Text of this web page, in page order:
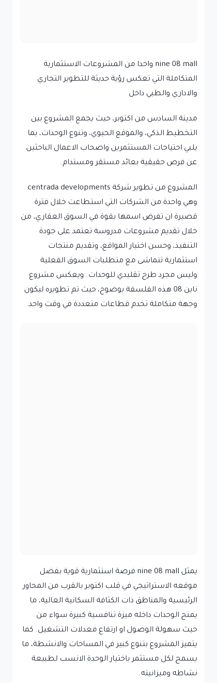
nine 08 mall واحدا من المشروعات الاستثمارية
المتكاملة التي تعكس رؤية حديثة للتطوير التجاري
والاداري والطبي داخل
مدينة السادس من اكتوبر، حيث يجمع المشروع بين
التخطيط الذكي، والموقع الحيوي، وتنوع الوحدات، بما
يلبي احتياجات المستثمرين واصحاب الاعمال الباحثين
عن فرص حقيقية بعائد مستقر ومستدام.
المشروع من تطوير شركة centrada developments
وهي واحدة من الشركات التي استطاعت خلال فترة
قصيرة ان تفرض اسمها بقوة في السوق العقاري، من
خلال تقديم مشروعات مدروسة تعتمد على جودة
التنفيذ، وحسن اختيار المواقع، وتقديم منتجات
استثمارية تتماشى مع متطلبات السوق الفعلية
وليس مجرد طرح تقليدي للوحدات. ويعكس مشروع
ناين 08 هذه الفلسفة بوضوح، حيث تم تطويره ليكون
وجهة متكاملة تخدم قطاعات متعددة في وقت واحد.
يمثل nine 08 mall فرصة استثمارية قوية بفضل
موقعه الاستراتيجي في قلب اكتوبر بالقرب من المحاور
الرئيسية والمناطق ذات الكثافة السكانية العالية، ما
يمنح الوحدات داخله ميزة تنافسية كبيرة سواء من
حيث سهولة الوصول او ارتفاع معدلات التشغيل. كما
يتميز المشروع بتنوع كبير في المساحات والانشطة، ما
يسمح لكل مستثمر باختيار الوحدة الانسب لطبيعة
نشاطه وميزانيته.